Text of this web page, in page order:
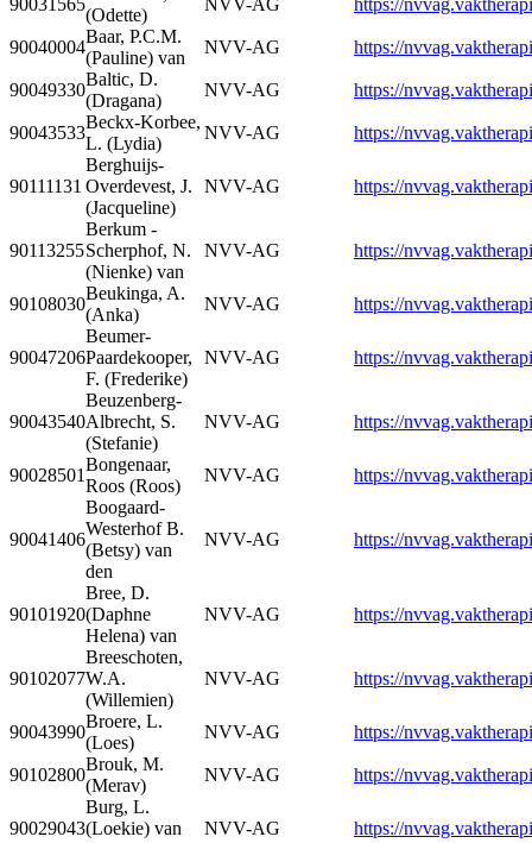
90031565
(Odette)
NVV-AG https://
90040004
Baar, P.C.M.
(Pauline) van
NVV-AG https://
90049330
Baltic, D.
(Dragana)
NVV-AG https://
90043533
Beckx-Korbee,
L. (Lydia)
NVV-AG https://
90111131
Berghuijs-
Overdevest, J.
(Jacqueline)
NVV-AG https://
90113255
Berkum -
Scherphof, N.
(Nienke) van
NVV-AG https://
90108030
Beukinga, A.
(Anka)
NVV-AG https://
90047206
Beumer-
Paardekooper,
F. (Frederike)
NVV-AG https://
90043540
Beuzenberg-
Albrecht, S.
(Stefanie)
NVV-AG https://
90028501
Bongenaar,
Roos (Roos)
NVV-AG https://
90041406
Boogaard-
Westerhof B.
(Betsy) van
den
NVV-AG https://
90101920
Bree, D.
(Daphne
Helena) van
NVV-AG https://
90102077
Breeschoten,
W.A.
(Willemien)
NVV-AG https://
90043990
Broere, L.
(Loes)
NVV-AG https://
90102800
Brouk, M.
(Merav)
NVV-AG https://
90029043
Burg, L.
(Loekie) van
NVV-AG https://